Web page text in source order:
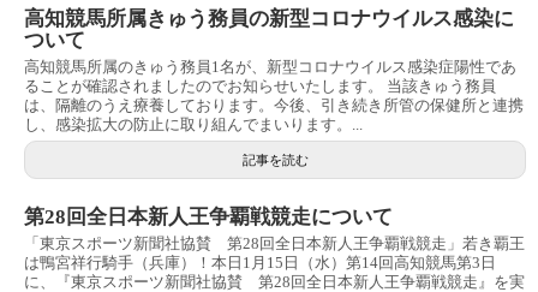
高知競馬所属きゅう務員の新型コロナウイルス感染に
ついて
高知競馬所属のきゅう務員1名が、新型コロナウイルス感染症陽性であ
ることが確認されましたのでお知らせいたします。 当該きゅう務員
は、隔離のうえ療養しております。今後、引き続き所管の保健所と連携
し、感染拡大の防止に取り組んでまいります。...
記事を読む
第28回全日本新人王争覇戦競走について
「東京スポーツ新聞社協賛 第28回全日本新人王争覇戦競走」若き覇王
は鴨宮祥行騎手（兵庫）！本日1月15日（水）第14回高知競馬第3日
に、『東京スポーツ新聞社協賛 第28回全日本新人王争覇戦競走』を実